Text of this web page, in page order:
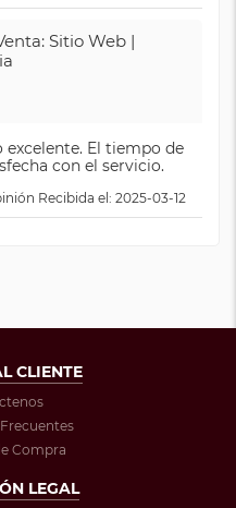
Sitio Web |
excelente. El tiempo de
con el servicio.
Recibida el: 2025-03-12
CLIENTE
Compra
LEGAL